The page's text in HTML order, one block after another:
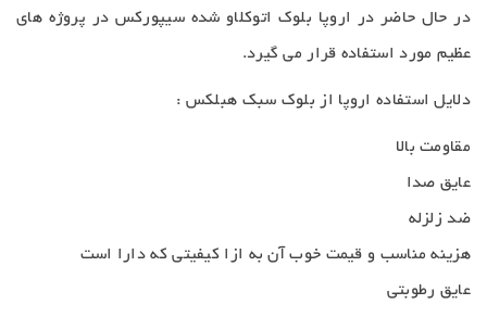
در حال حاضر در اروپا بلوک اتوکلاو شده سیپورکس در پروژه های
عظیم مورد استفاده قرار می گیرد.
دلایل استفاده اروپا از بلوک سبک هبلکس :
مقاومت بالا
عایق صدا
ضد زلزله
هزینه مناسب و قیمت خوب آن به ازا کیفیتی که دارا است
عایق رطوبتی